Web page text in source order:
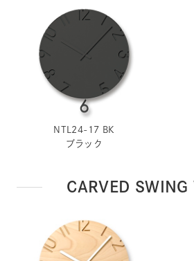
NTL24-17 BK
ブラック
CARVED SWING